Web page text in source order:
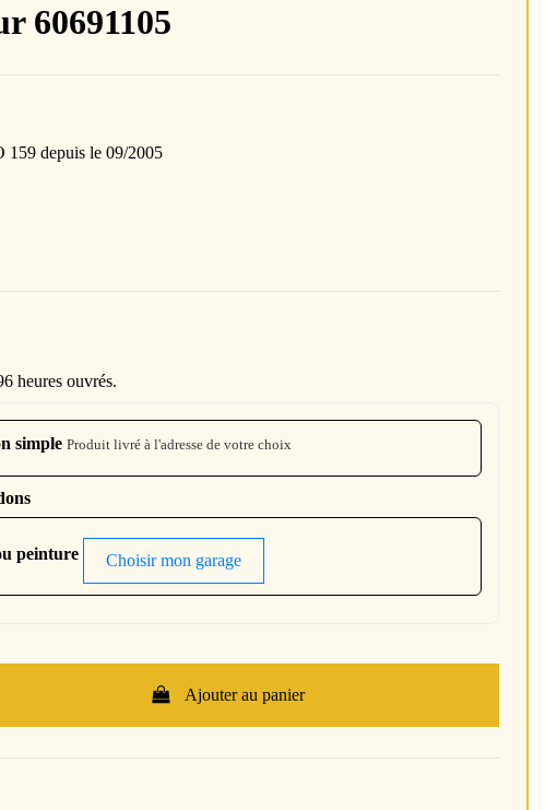
60691105
depuis le 09/2005
heures ouvrés.
simple Produit livré à l'adresse de votre choix
peinture Choisir mon garage
Ajouter au panier